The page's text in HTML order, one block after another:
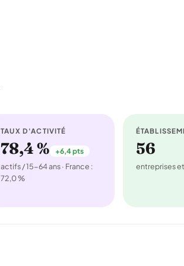
TAUX D'ACTIVITÉ
78,4 % +6,4 pts
actifs / 15-64 ans · France :
72,0 %
56
entreprises